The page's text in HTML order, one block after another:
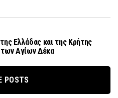
Ελλάδας και της Κρήτης
Αγίων Δέκα
POSTS